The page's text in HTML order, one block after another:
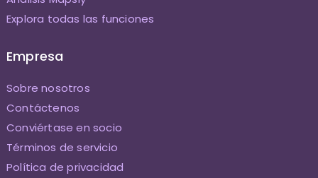
Explora todas las funciones
Empresa
Sobre nosotros
Contáctenos
Conviértase en socio
Términos de servicio
Política de privacidad